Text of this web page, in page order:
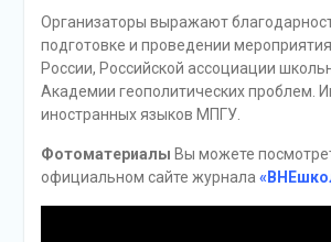
Организаторы выражают
подготовке и проведении
России, Российской ассоциации
Академии геополитических проблем.
иностранных языков МПГУ.
Фотоматериалы Вы можете
официальном сайте журнала